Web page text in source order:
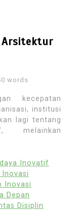
Arsitektur
words
kecepatan
institusi
lagi tentang
melainkan
Inovatif
Inovasi
Inovasi
Depan
Disiplin